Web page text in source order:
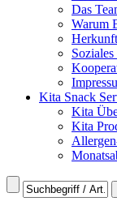
Das
Warum
Kita Snack
Kita
Kita